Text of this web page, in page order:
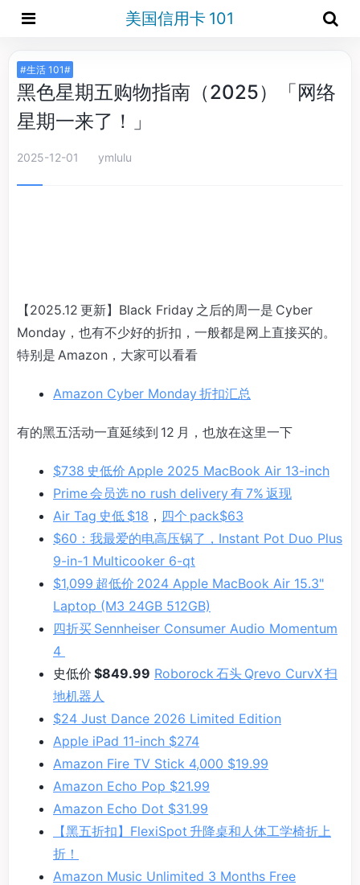
美国信用卡 101
#生活 101#
黑色星期五购物指南（2025）「网络
星期一来了！」
2025-12-01 ymlulu
【2025.12 更新】Black Friday 之后的周一是 Cyber
Monday，也有不少好的折扣，一般都是网上直接买的。
特别是 Amazon，大家可以看看
Amazon Cyber Monday 折扣汇总
有的黑五活动一直延续到 12 月，也放在这里一下
$738 史低价 Apple 2025 MacBook Air 13-inch
Prime 会员选 no rush delivery 有 7% 返现
Air Tag 史低 $18 ， 四个 pack$63
$60：我最爱的电高压锅了，Instant Pot Duo Plus
9-in-1 Multicooker 6-qt
$1,099 超低价 2024 Apple MacBook Air 15.3"
Laptop (M3 24GB 512GB)
四折买 Sennheiser Consumer Audio Momentum
4
史低价 $849.99 Roborock 石头 Qrevo CurvX 扫
地机器人
$24 Just Dance 2026 Limited Edition
Apple iPad 11-inch $274
Amazon Fire TV Stick 4,000 $19.99
Amazon Echo Pop $21.99
Amazon Echo Dot $31.99
【黑五折扣】FlexiSpot 升降桌和人体工学椅折上
折！
Amazon Music Unlimited 3 Months Free